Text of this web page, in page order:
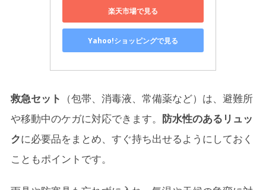
楽天市場で見る
Yahoo!ショッピングで見る
救急セット
（包帯、消毒液、常備薬など）は、避難所
や移動中のケガに対応できます。 防水性のあるリュッ
クに必要品をまとめ、すぐ持ち出せるようにしておく
こともポイントです。